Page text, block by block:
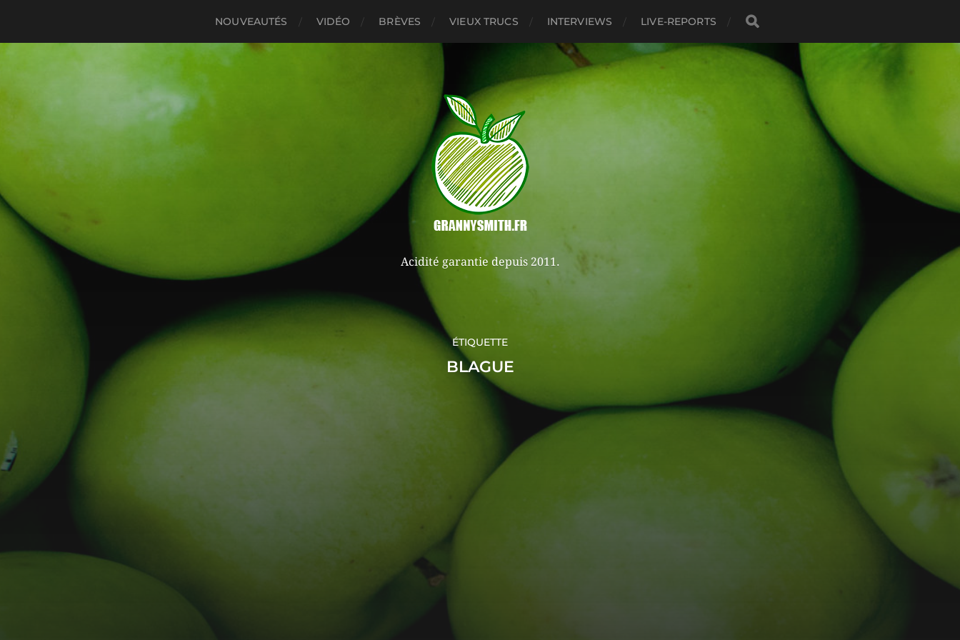
NOUVEAUTÉS VIDÉO BRÈVES VIEUX TRUCS INTERVIEWS LIVE-REPORTS
Acidité garantie depuis 2011.
ÉTIQUETTE
BLAGUE